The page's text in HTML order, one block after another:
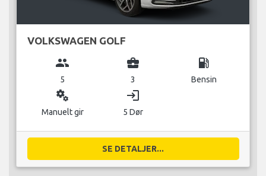
VOLKSWAGEN GOLF
group
5
business_center
3
local_gas_station
Bensin
miscellaneous_services
Manuelt gir
login
5 Dør
SE DETALJER...